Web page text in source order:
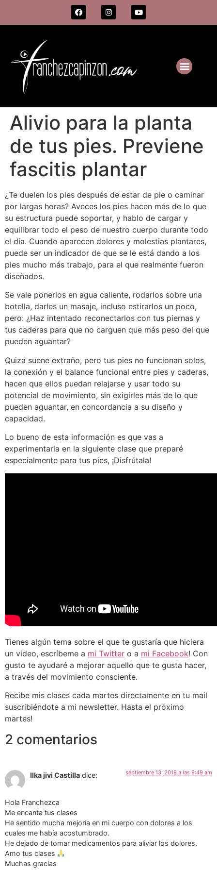
Alivio para la planta
de tus pies. Previene
fascitis plantar
¿Te duelen los pies después de estar de pie o caminar
por largas horas? Aveces los pies hacen más de lo que
su estructura puede soportar, y hablo de cargar y
equilibrar todo el peso de nuestro cuerpo durante todo
el día. Cuando aparecen dolores y molestias plantares,
puede ser un indicador de que se le está dando a los
pies mucho más trabajo, para el que realmente fueron
diseñados.
Se vale ponerlos en agua caliente, rodarlos sobre una
botella, darles un masaje, incluso estirarlos un poco,
pero: ¿Haz intentado reconectarlos con tus piernas y
tus caderas para que no carguen que más peso del que
pueden aguantar?
Quizá suene extraño, pero tus pies no funcionan solos,
la conexión y el balance funcional entre pies y caderas,
hacen que ellos puedan relajarse y usar todo su
potencial de movimiento, sin exigirles más de lo que
pueden aguantar, en concordancia a su diseño y
capacidad.
Lo bueno de esta información es que vas a
experimentarla en la siguiente clase que preparé
especialmente para tus pies, ¡Disfrútala!
Tienes algún tema sobre el que te gustaría que hiciera
un video, escríbeme a mi Twitter o a mi Facebook! Con
gusto te ayudaré a mejorar aquello que te gusta hacer,
a través del movimiento consciente.
Recibe mis clases cada martes directamente en tu mail
suscribiéndote a mi newsletter. Hasta el próximo
martes!
2 comentarios
Ilka jivi Castilla dice: septiembre 13, 2019 a las 9:49 am
Hola Franchezca
Me encanta tus clases
He sentido mucha mejoría en mi cuerpo con dolores a los
cuales me había acostumbrado.
He dejado de tomar medicamentos para aliviar los dolores.
Amo tus clases
Muchas gracias